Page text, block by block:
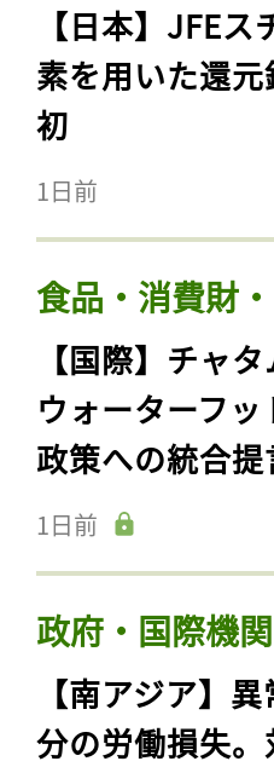
【日本】JFE
素を用いた還
初
1日前
食品・消費財
【国際】チャ
ウォーターフ
政策への統合提
1日前
政府・国際機
【南アジア】
分の労働損失